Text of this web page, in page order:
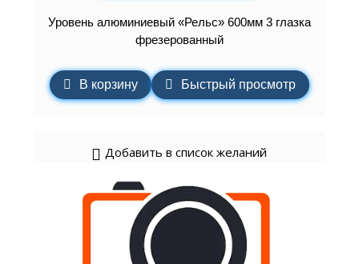
Уровень алюминиевый «Рельс» 600мм 3 глазка
фрезерованный
В корзину Быстрый просмотр
Добавить в список желаний